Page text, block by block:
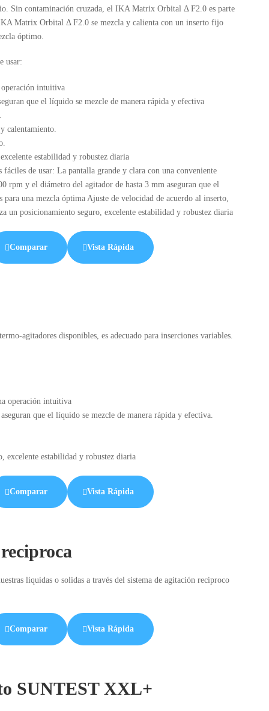
Sin contaminación cruzada, el IKA Matrix Orbital Δ F2.0 es parte
Matrix Orbital Δ F2.0 se mezcla y calienta con un inserto fijo
óptimo.
usar:
operación intuitiva
que el líquido se mezcle de manera rápida y efectiva
calentamiento.
estabilidad y robustez diaria
de usar: La pantalla grande y clara con una conveniente
rpm y el diámetro del agitador de hasta 3 mm aseguran que el
una mezcla óptima Ajuste de velocidad de acuerdo al inserto,
un posicionamiento seguro, excelente estabilidad y robustez diaria
Comparar Vista Rápida
agitadores disponibles, es adecuado para inserciones variables.
operación intuitiva
que el líquido se mezcle de manera rápida y efectiva.
excelente estabilidad y robustez diaria
Comparar Vista Rápida
liquidas o solidas a través del sistema de agitación reciproco
Comparar Vista Rápida
SUNTEST XXL+